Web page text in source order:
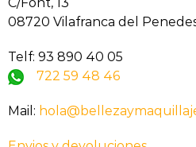
C/Font, 13
08720 Vilafranca del
Telf: 93 890 40 05
722 59 48 46
Mail: